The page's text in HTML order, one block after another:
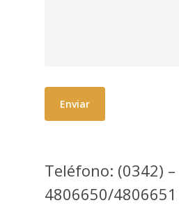
Teléfono: (0342) –
4806650/4806651